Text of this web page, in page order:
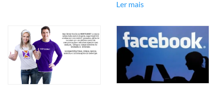
Ler mais